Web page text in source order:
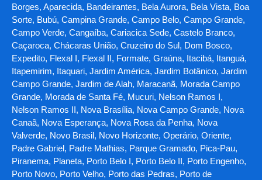
Borges, Aparecida, Bandeirantes, Bela Aurora, Bela Vista, Boa
Sorte, Bubú, Campina Grande, Campo Belo, Campo Grande,
Campo Verde, Cangaíba, Cariacica Sede, Castelo Branco,
Caçaroca, Chácaras União, Cruzeiro do Sul, Dom Bosco,
Expedito, Flexal I, Flexal II, Formate, Graúna, Itacibá, Itanguá,
Itapemirim, Itaquari, Jardim América, Jardim Botânico, Jardim
Campo Grande, Jardim de Alah, Maracanã, Morada Campo
Grande, Morada de Santa Fé, Mucuri, Nelson Ramos I,
Nelson Ramos II, Nova Brasília, Nova Campo Grande, Nova
Canaã, Nova Esperança, Nova Rosa da Penha, Nova
Valverde, Novo Brasil, Novo Horizonte, Operário, Oriente,
Padre Gabriel, Padre Mathias, Parque Gramado, Pica-Pau,
Piranema, Planeta, Porto Belo I, Porto Belo II, Porto Engenho,
Porto Novo, Porto Velho, Porto das Pedras, Porto de